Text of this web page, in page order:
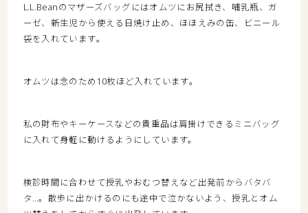
L.L.Beanのマザーズバッグにはオムツにお尻拭き、哺乳瓶、ガ
ーゼ、新生児から使える日焼け止め、ほほえみの缶、ビニール
袋を入れています。
オムツは念のため 10枚ほど入れています。
私の財布やキーケースなどの貴重品は肩掛けできるミニバッグ
に入れて身軽に動けるようにしています。
検診時間に合わせて授乳やおむつ替えなど出発前からバタバ
タ…。散歩に出かけるのにも途中で泣かないよう、授乳とオム